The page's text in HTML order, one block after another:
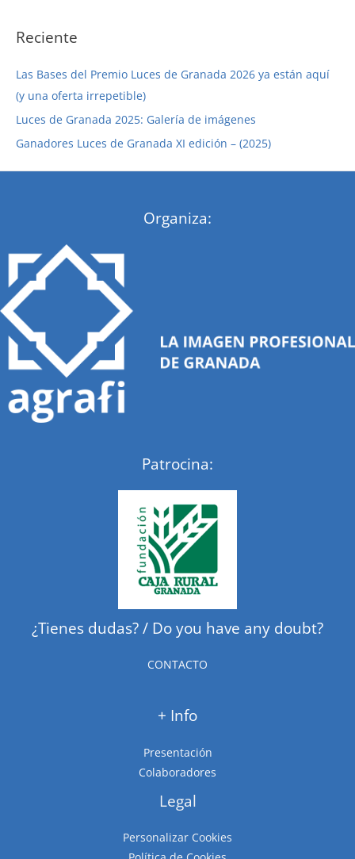
c
r
p
o
r
Reciente
Las Bases del Premio Luces de Granada 2026 ya están aquí
(y una oferta irrepetible)
Luces de Granada 2025: Galería de imágenes
Ganadores Luces de Granada XI edición – (2025)
Organiza:
Patrocina:
¿Tienes dudas? / Do you have any doubt?
CONTACTO
+ Info
Presentación
Colaboradores
Legal
Personalizar Cookies